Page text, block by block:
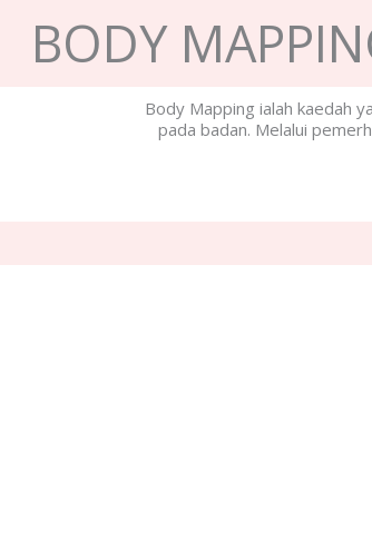
BODY
Body Mapping ialah kaedah
pada badan. Melalui